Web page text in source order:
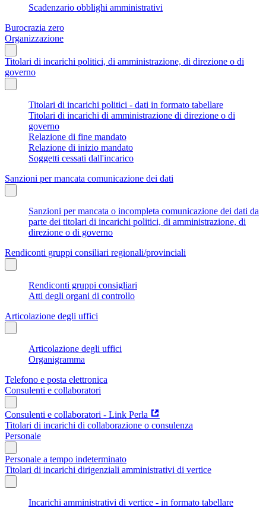
Scadenzario obblighi amministrativi
Burocrazia zero
Organizzazione
Titolari di incarichi politici, di amministrazione, di direzione o di
governo
Titolari di incarichi politici - dati in formato tabellare
Titolari di incarichi di amministrazione di direzione o di
governo
Relazione di fine mandato
Relazione di inizio mandato
Soggetti cessati dall'incarico
Sanzioni per mancata comunicazione dei dati
Sanzioni per mancata o incompleta comunicazione dei dati da
parte dei titolari di incarichi politici, di amministrazione, di
direzione o di governo
Rendiconti gruppi consiliari regionali/provinciali
Rendiconti gruppi consigliari
Atti degli organi di controllo
Articolazione degli uffici
Articolazione degli uffici
Organigramma
Telefono e posta elettronica
Consulenti e collaboratori
Consulenti e collaboratori - Link Perla
Titolari di incarichi di collaborazione o consulenza
Personale
Personale a tempo indeterminato
Titolari di incarichi dirigenziali amministrativi di vertice
Incarichi amministrativi di vertice - in formato tabellare